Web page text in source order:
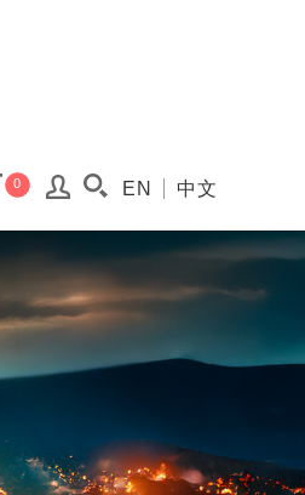
0 搜尋(開啟搜尋視窗)
EN 中文